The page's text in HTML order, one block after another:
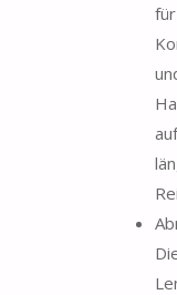
für
auf